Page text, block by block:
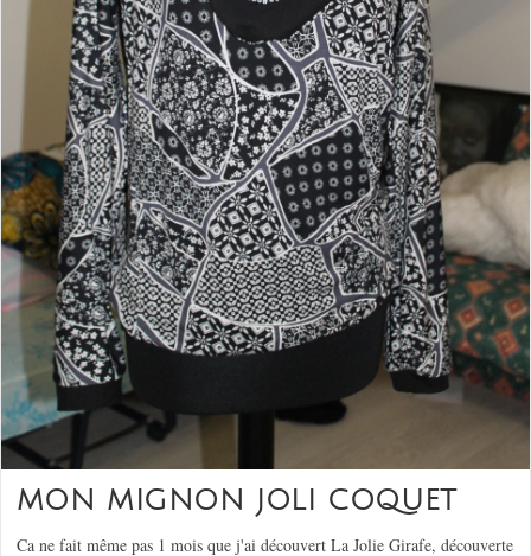
MON MIGNON JOLI COQUET
Ca ne fait même pas 1 mois que j'ai découvert La Jolie Girafe, découverte